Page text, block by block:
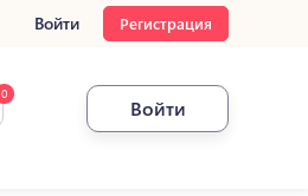
Войти Регистрация
Войти